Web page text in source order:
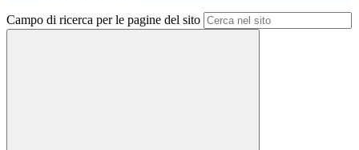
Campo di ricerca per le pagine del sito